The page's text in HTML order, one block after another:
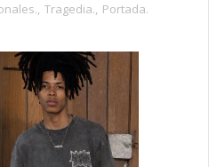
, Tragedia., Portada.